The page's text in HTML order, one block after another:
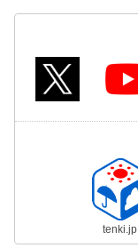
tenki.jp